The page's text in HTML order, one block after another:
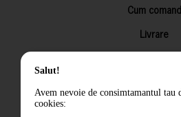
Cum comand
Livrare
Returnarea
Salut!
Avem nevoie de consimtamantul tau
cookies: